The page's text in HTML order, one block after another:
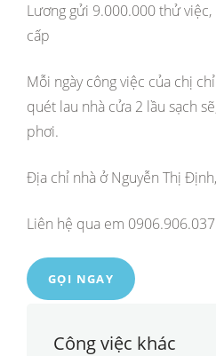
Lương gửi 9.000.000 thử
cấp
Mỗi ngày công việc của chị
quét lau nhà cửa 2 lầu sạch
phơi.
Địa chỉ nhà ở Nguyễn Thị
Liên hệ qua em
GỌI NGAY
Công việc khác